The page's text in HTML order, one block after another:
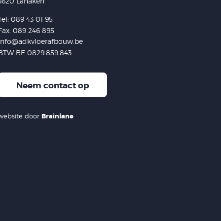
089 43 01 95
089 246 895
BE 0829.859.843
Neem contact op
door Brainlane